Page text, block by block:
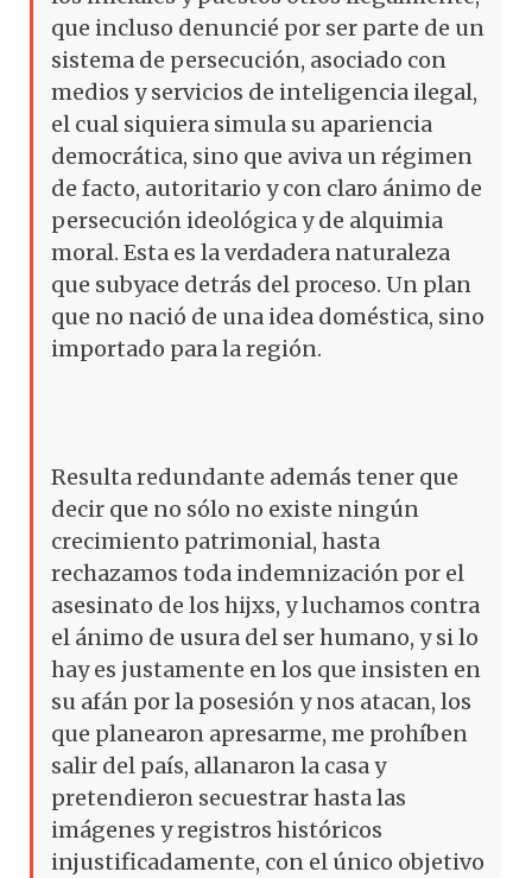
que incluso denuncié por ser parte de un
sistema de persecución, asociado con
medios y servicios de inteligencia ilegal,
el cual siquiera simula su apariencia
democrática, sino que aviva un régimen
de facto, autoritario y con claro ánimo de
persecución ideológica y de alquimia
moral. Esta es la verdadera naturaleza
que subyace detrás del proceso. Un plan
que no nació de una idea doméstica, sino
importado para la región.
Resulta redundante además tener que
decir que no sólo no existe ningún
crecimiento patrimonial, hasta
rechazamos toda indemnización por el
asesinato de los hijxs, y luchamos contra
el ánimo de usura del ser humano, y si lo
hay es justamente en los que insisten en
su afán por la posesión y nos atacan, los
que planearon apresarme, me prohíben
salir del país, allanaron la casa y
pretendieron secuestrar hasta las
imágenes y registros históricos
injustificadamente, con el único objetivo